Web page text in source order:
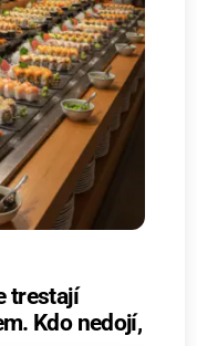
trestají
Kdo nedojí,